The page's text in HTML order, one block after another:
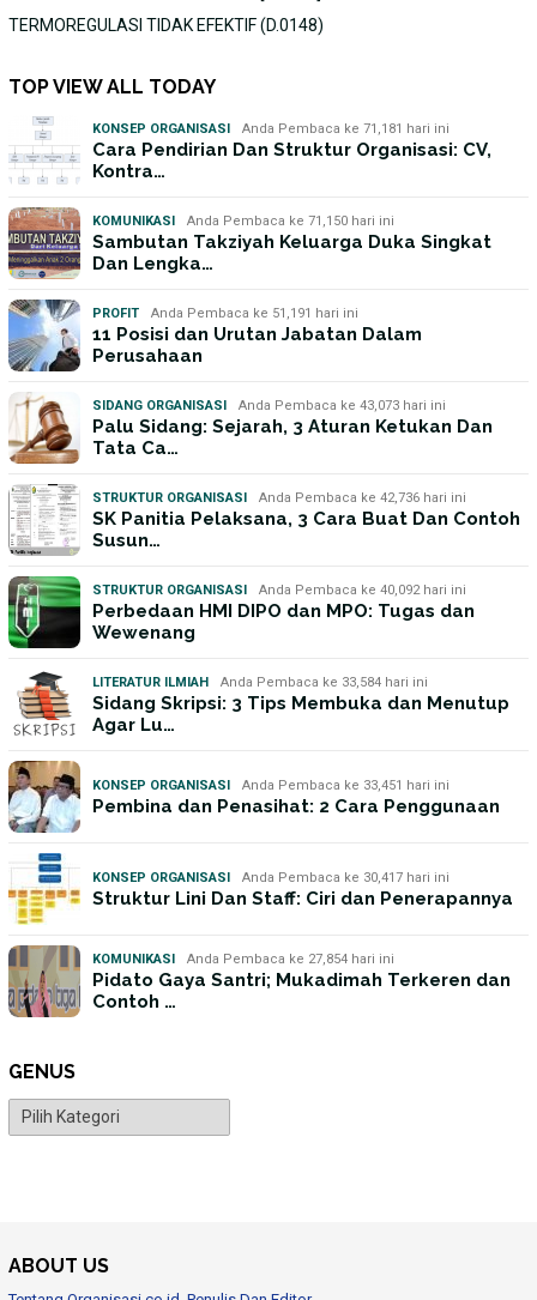
TERMOREGULASI TIDAK EFEKTIF (D.0148)
TOP VIEW ALL TODAY
KONSEP ORGANISASI Anda Pembaca ke 71,181 hari ini
Cara Pendirian Dan Struktur Organisasi: CV,
Kontra…
KOMUNIKASI Anda Pembaca ke 71,150 hari ini
Sambutan Takziyah Keluarga Duka Singkat
Dan Lengka…
PROFIT Anda Pembaca ke 51,191 hari ini
11 Posisi dan Urutan Jabatan Dalam
Perusahaan
SIDANG ORGANISASI Anda Pembaca ke 43,073 hari ini
Palu Sidang: Sejarah, 3 Aturan Ketukan Dan
Tata Ca…
STRUKTUR ORGANISASI Anda Pembaca ke 42,736 hari ini
SK Panitia Pelaksana, 3 Cara Buat Dan Contoh
Susun…
STRUKTUR ORGANISASI Anda Pembaca ke 40,092 hari ini
Perbedaan HMI DIPO dan MPO: Tugas dan
Wewenang
LITERATUR ILMIAH Anda Pembaca ke 33,584 hari ini
Sidang Skripsi: 3 Tips Membuka dan Menutup
Agar Lu…
KONSEP ORGANISASI Anda Pembaca ke 33,451 hari ini
Pembina dan Penasihat: 2 Cara Penggunaan
KONSEP ORGANISASI Anda Pembaca ke 30,417 hari ini
Struktur Lini Dan Staff: Ciri dan Penerapannya
KOMUNIKASI Anda Pembaca ke 27,854 hari ini
Pidato Gaya Santri; Mukadimah Terkeren dan
Contoh …
GENUS
Genus
ABOUT US